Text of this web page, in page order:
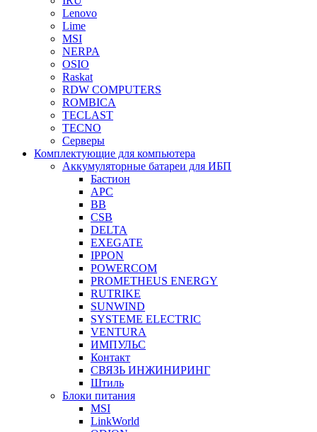
Lenovo
Lime
MSI
NERPA
OSIO
Raskat
RDW COMPUTERS
ROMBICA
TECLAST
TECNO
Серверы
Комплектующие для компьютера
Аккумуляторные батареи для ИБП
Бастион
APC
BB
CSB
DELTA
EXEGATE
IPPON
POWERCOM
PROMETHEUS ENERGY
RUTRIKE
SUNWIND
SYSTEME ELECTRIC
VENTURA
ИМПУЛЬС
Контакт
СВЯЗЬ ИНЖИНИРИНГ
Штиль
Блоки питания
MSI
LinkWorld